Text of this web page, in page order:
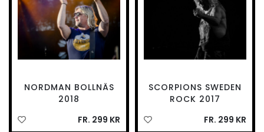
NORDMAN BOLLNÄS
2018
FR. 299 KR
SCORPIONS SWEDEN
ROCK 2017
FR. 299 KR